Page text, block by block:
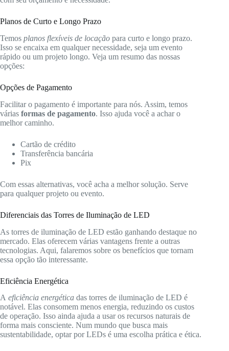
Planos de Curto e Longo Prazo
Temos planos flexíveis de locação para curto e longo prazo.
Isso se encaixa em qualquer necessidade, seja um evento
rápido ou um projeto longo. Veja um resumo das nossas
opções:
Opções de Pagamento
Facilitar o pagamento é importante para nós. Assim, temos
várias formas de pagamento. Isso ajuda você a achar o
melhor caminho.
Cartão de crédito
Transferência bancária
Pix
Com essas alternativas, você acha a melhor solução. Serve
para qualquer projeto ou evento.
Diferenciais das Torres de Iluminação de LED
As torres de iluminação de LED estão ganhando destaque no
mercado. Elas oferecem várias vantagens frente a outras
tecnologias. Aqui, falaremos sobre os benefícios que tornam
essa opção tão interessante.
Eficiência Energética
A eficiência energética das torres de iluminação de LED é
notável. Elas consomem menos energia, reduzindo os custos
de operação. Isso ainda ajuda a usar os recursos naturais de
forma mais consciente. Num mundo que busca mais
sustentabilidade, optar por LEDs é uma escolha prática e ética.